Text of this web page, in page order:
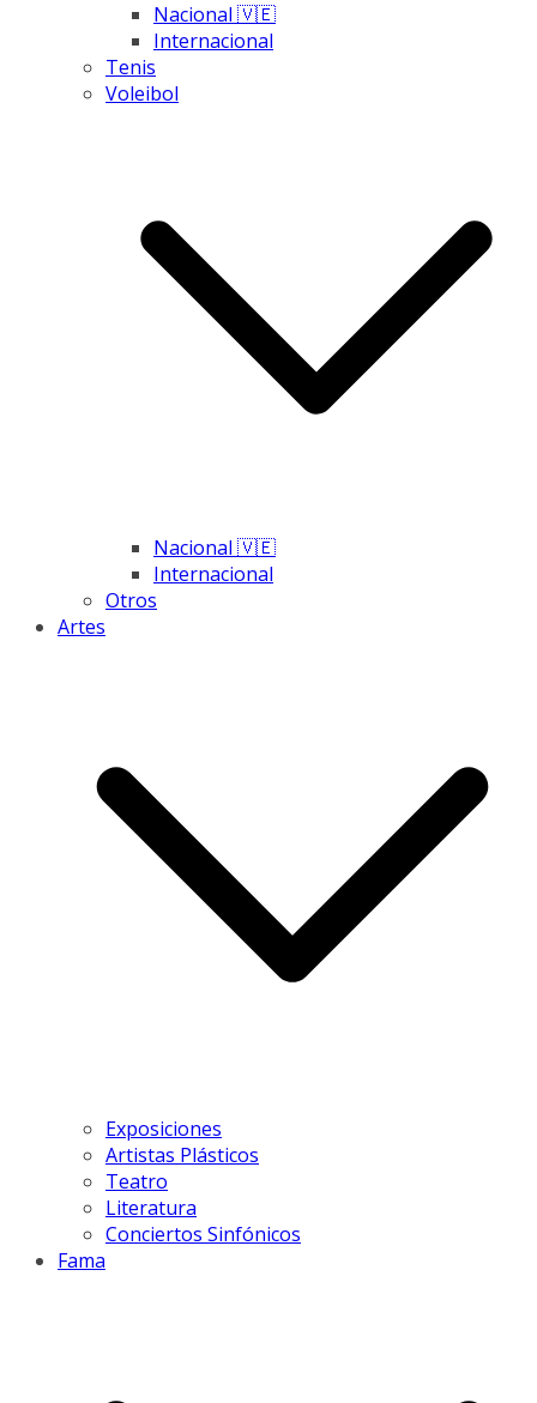
Nacional 🇻🇪
Internacional
Tenis
Voleibol
Nacional 🇻🇪
Internacional
Otros
Artes
Exposiciones
Artistas Plásticos
Teatro
Literatura
Conciertos Sinfónicos
Fama